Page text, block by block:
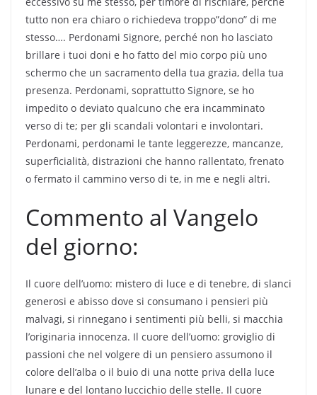
tutto non era chiaro o richiedeva troppo”dono” di me
stesso…. Perdonami Signore, perché non ho lasciato
brillare i tuoi doni e ho fatto del mio corpo più uno
schermo che un sacramento della tua grazia, della tua
presenza. Perdonami, soprattutto Signore, se ho
impedito o deviato qualcuno che era incamminato
verso di te; per gli scandali volontari e involontari.
Perdonami, perdonami le tante leggerezze, mancanze,
superficialità, distrazioni che hanno rallentato, frenato
o fermato il cammino verso di te, in me e negli altri.
Commento al Vangelo
del giorno:
Il cuore dell’uomo: mistero di luce e di tenebre, di slanci
generosi e abisso dove si consumano i pensieri più
malvagi, si rinnegano i sentimenti più belli, si macchia
l’originaria innocenza. Il cuore dell’uomo: groviglio di
passioni che nel volgere di un pensiero assumono il
colore dell’alba o il buio di una notte priva della luce
lunare e del lontano luccichio delle stelle. Il cuore